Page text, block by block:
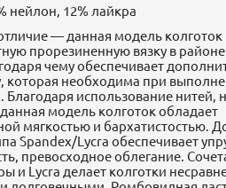
нейлон, 12% лайкра
— данная модель колготок
прорезиненную вязку в
чему обеспечивает
которая необходима при
Благодаря использование нитей,
модель колготок обладает
мягкостью и бархатистостью.
Spandex/Lycra обеспечивает
превосходное облегание.
и Lycra делает колготки